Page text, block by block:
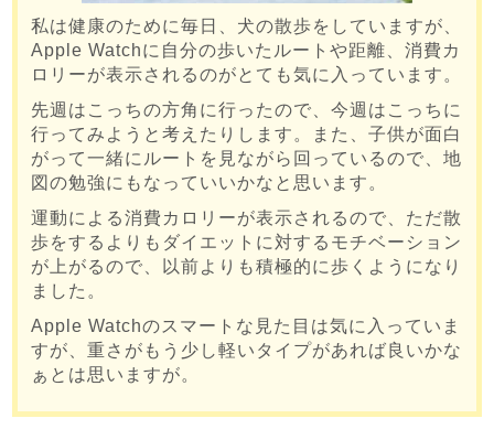
私は健康のために毎日、犬の散歩をしていますが、
Apple Watchに自分の歩いたルートや距離、消費カ
ロリーが表示されるのがとても気に入っています。
先週はこっちの方角に行ったので、今週はこっちに
行ってみようと考えたりします。また、子供が面白
がって一緒にルートを見ながら回っているので、地
図の勉強にもなっていいかなと思います。
運動による消費カロリーが表示されるので、ただ散
歩をするよりもダイエットに対するモチベーション
が上がるので、以前よりも積極的に歩くようになり
ました。
Apple Watchのスマートな見た目は気に入っていま
すが、重さがもう少し軽いタイプがあれば良いかな
ぁとは思いますが。